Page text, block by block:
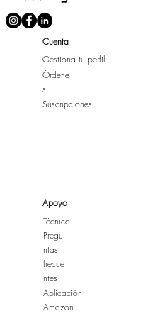
Cuenta
Gestiona tu perfil
Órdene
s
Suscripciones
Apoyo
Técnico
Pregu
ntas
frecue
ntes
Aplicación
Amazon